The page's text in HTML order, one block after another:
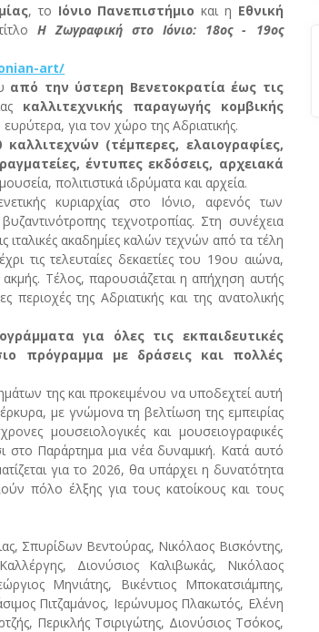
, το Ιόνιο Πανεπιστήμιοκαι η Εθνική
ΗΖωγραφική στο Ιόνιο: 18ος - 19ος
art/
από την ύστερη Βενετοκρατία έως τις
καλλιτεχνικής παραγωγής κομβικής
ευρύτερα, για τον χώρο της Αδριατικής.
(τέμπερες, ελαιογραφίες,
έντυπες εκδόσεις, αρχειακά
πολιτιστικά ιδρύματα και αρχεία.
κυριαρχίας στο Ιόνιο, αφενός των
τεχνοτροπίας. Στη συνέχεια
ακαδημίες καλών τεχνών από τα τέλη
τις τελευταίες δεκαετίες του 19ου αιώνα,
Τέλος, παρουσιάζεται η απήχηση αυτής
της Αδριατικής και της ανατολικής
για όλες τις εκπαιδευτικές
πρόγραμμα με δράσεις και πολλές
της και προκειμένου να υποδεχτεί αυτή
με γνώμονα τη βελτίωση της εμπειρίας
μουσειολογικές και μουσειογραφικές
στο Παράρτημα μια νέα δυναμική. Κατά αυτό
για το 2026, θα υπάρχει η δυνατότητα
πόλο έλξης για τους κατοίκους και τους
Σπυρίδων Βεντούρας, Νικόλαος Βισκόντης,
Διονύσιος Καλιβωκάς, Νικόλαος
Μηνιάτης, Βικέντιος Μποκατσιάμπης,
Πιτζαμάνος, Ιερώνυμος Πλακωτός, Ελένη
Περικλής Τσιριγώτης, Διονύσιος Τσόκος,